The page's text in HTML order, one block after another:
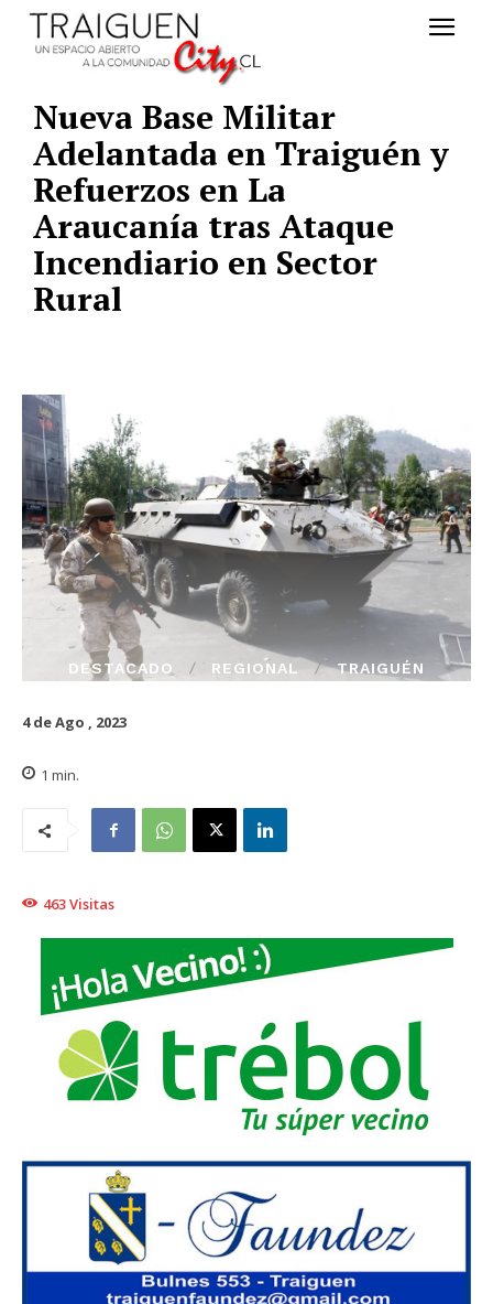
Nueva Base Militar
Adelantada en Traiguén y
Refuerzos en La
Araucanía tras Ataque
Incendiario en Sector
Rural
DESTACADO REGIONAL TRAIGUÉN
4 de Ago , 2023
1 min.
463Visitas